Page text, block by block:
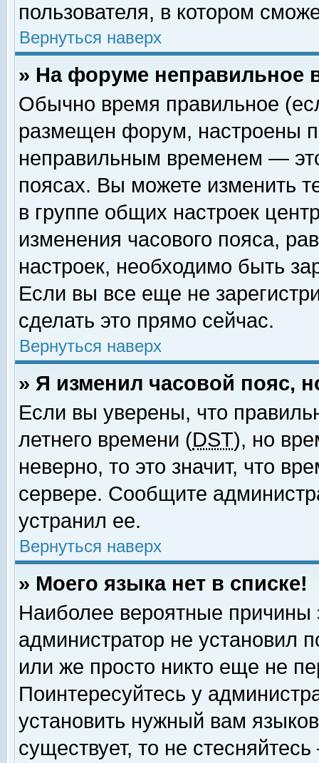
пользователя, в котором
Вернуться наверх
» На форуме неправильное
Обычно время правильное
размещен форум, настроены
неправильным временем —
поясах. Вы можете изменить
в группе общих настроек
изменения часового пояса,
настроек, необходимо быть
Если вы все еще не
сделать это прямо сейчас.
Вернуться наверх
» Я изменил часовой пояс,
Если вы уверены, что
летнего времени (DST), но
неверно, то это значит, что
сервере. Сообщите
устранил ее.
Вернуться наверх
» Моего языка нет в списке!
Наиболее вероятные причины
администратор не установил
или же просто никто еще не
Поинтересуйтесь у
установить нужный вам
существует, то не